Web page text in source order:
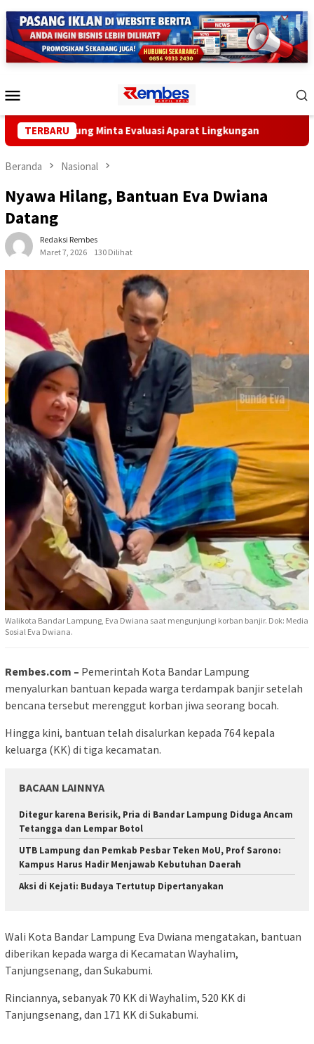
ke
konten
Mobile
TERBARU
Minta Evaluasi Aparat Lingkungan Lampung
Beranda Nasional
Nyawa Hilang, Bantuan Eva Dwiana
Datang
Redaksi Rembes
Maret 7, 2026
130 Dilihat
Walikota Bandar Lampung, Eva Dwiana saat mengunjungi korban banjir. Dok: Media
Sosial Eva Dwiana.
Rembes.com – Pemerintah Kota Bandar Lampung
menyalurkan bantuan kepada warga terdampak banjir setelah
bencana tersebut merenggut korban jiwa seorang bocah.
Hingga kini, bantuan telah disalurkan kepada 764 kepala
keluarga (KK) di tiga kecamatan.
BACAAN LAINNYA
Ditegur karena Berisik, Pria di Bandar Lampung Diduga Ancam
Tetangga dan Lempar Botol
UTB Lampung dan Pemkab Pesbar Teken MoU, Prof Sarono:
Kampus Harus Hadir Menjawab Kebutuhan Daerah
Aksi di Kejati: Budaya Tertutup Dipertanyakan
Wali Kota Bandar Lampung Eva Dwiana mengatakan, bantuan
diberikan kepada warga di Kecamatan Wayhalim,
Tanjungsenang, dan Sukabumi.
Rinciannya, sebanyak 70 KK di Wayhalim, 520 KK di
Tanjungsenang, dan 171 KK di Sukabumi.